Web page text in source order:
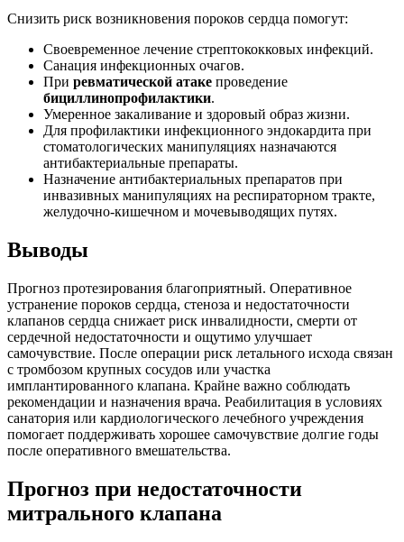
Снизить риск возникновения пороков сердца помогут:
Своевременное лечение стрептококковых инфекций.
Санация инфекционных очагов.
При ревматической атаке проведение
бициллинопрофилактики.
Умеренное закаливание и здоровый образ жизни.
Для профилактики инфекционного эндокардита при
стоматологических манипуляциях назначаются
антибактериальные препараты.
Назначение антибактериальных препаратов при
инвазивных манипуляциях на респираторном тракте,
желудочно-кишечном и мочевыводящих путях.
Выводы
Прогноз протезирования благоприятный. Оперативное
устранение пороков сердца, стеноза и недостаточности
клапанов сердца снижает риск инвалидности, смерти от
сердечной недостаточности и ощутимо улучшает
самочувствие. После операции риск летального исхода связан
с тромбозом крупных сосудов или участка
имплантированного клапана. Крайне важно соблюдать
рекомендации и назначения врача. Реабилитация в условиях
санатория или кардиологического лечебного учреждения
помогает поддерживать хорошее самочувствие долгие годы
после оперативного вмешательства.
Прогноз при недостаточности
митрального клапана